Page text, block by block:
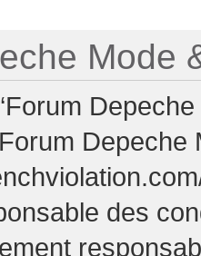
Mode
Depeche
des